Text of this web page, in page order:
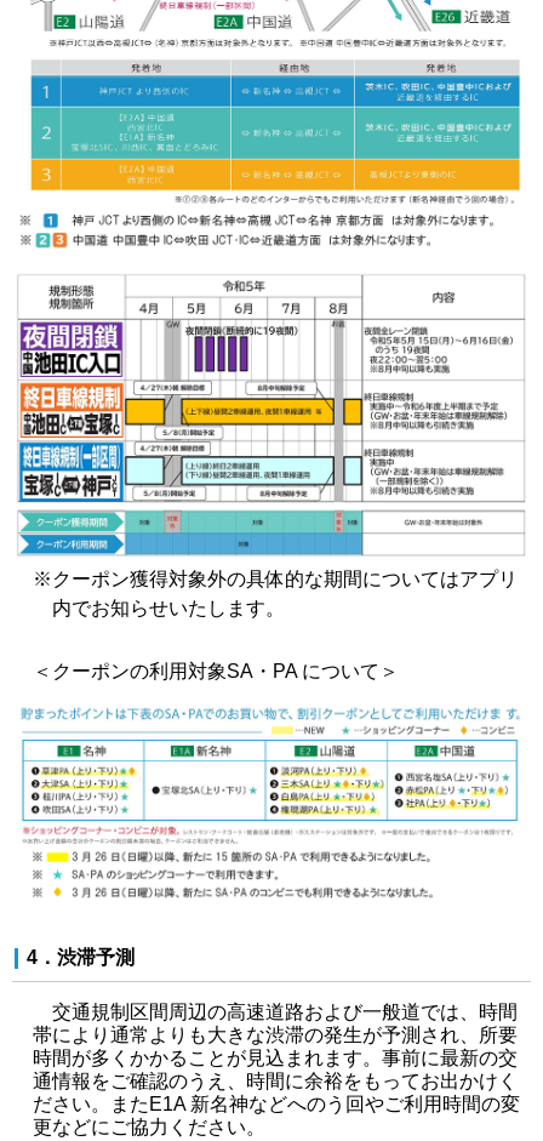
※ クーポン獲得対象外の具体的な期間についてはアプリ
内でお知らせいたします。
＜クーポンの利用対象SA・PA について＞
4．渋滞予測
交通規制区間周辺の高速道路および一般道では、時間
帯により通常よりも大きな渋滞の発生が予測され、所要
時間が多くかかることが見込まれます。事前に最新の交
通情報をご確認のうえ、時間に余裕をもってお出かけく
ださい。またE1A 新名神などへのう回やご利用時間の変
更などにご協力ください。